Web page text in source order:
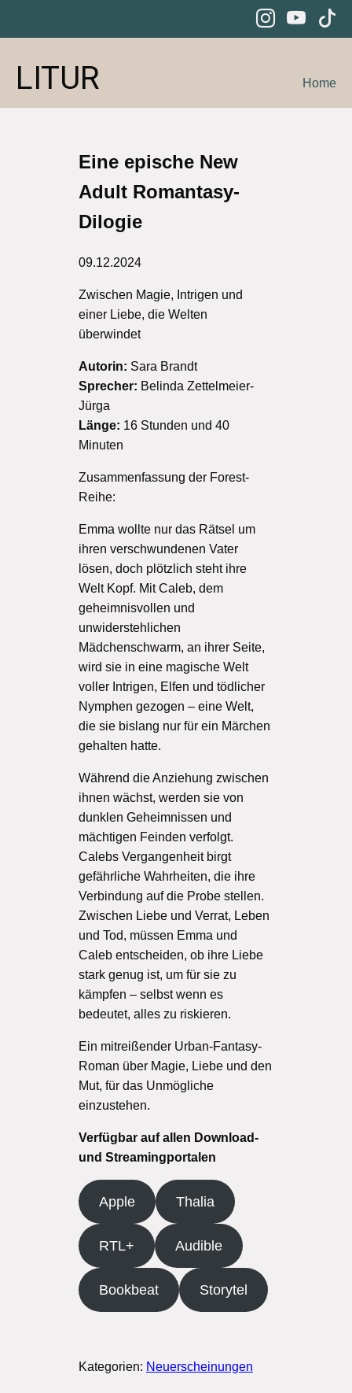
LITUR Home
Eine epische New
Adult Romantasy-
Dilogie
09.12.2024
Zwischen Magie, Intrigen und
einer Liebe, die Welten
überwindet
Autorin: Sara Brandt
Sprecher: Belinda Zettelmeier-
Jürga
Länge: 16 Stunden und 40
Minuten
Zusammenfassung der Forest-
Reihe:
Emma wollte nur das Rätsel um
ihren verschwundenen Vater
lösen, doch plötzlich steht ihre
Welt Kopf. Mit Caleb, dem
geheimnisvollen und
unwiderstehlichen
Mädchenschwarm, an ihrer Seite,
wird sie in eine magische Welt
voller Intrigen, Elfen und tödlicher
Nymphen gezogen – eine Welt,
die sie bislang nur für ein Märchen
gehalten hatte.
Während die Anziehung zwischen
ihnen wächst, werden sie von
dunklen Geheimnissen und
mächtigen Feinden verfolgt.
Calebs Vergangenheit birgt
gefährliche Wahrheiten, die ihre
Verbindung auf die Probe stellen.
Zwischen Liebe und Verrat, Leben
und Tod, müssen Emma und
Caleb entscheiden, ob ihre Liebe
stark genug ist, um für sie zu
kämpfen – selbst wenn es
bedeutet, alles zu riskieren.
Ein mitreißender Urban-Fantasy-
Roman über Magie, Liebe und den
Mut, für das Unmögliche
einzustehen.
Verfügbar auf allen Download-
und Streamingportalen
Apple Thalia
RTL+ Audible
Bookbeat Storytel
Kategorien: Neuerscheinungen